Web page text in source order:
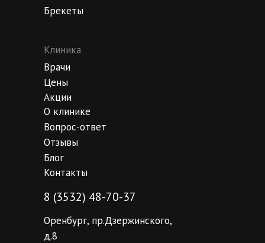
Клиника
Брекеты
Врачи
Акции
Цены
О клинике
Блог
Контакты
Отзывы
Вопрос-ответ
8 (3532) 48-70-37
Оренбург, пр.Дзержинского,
д.8